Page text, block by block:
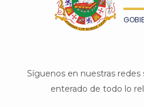
Síguenos en nuestras redes
enterado de todo lo